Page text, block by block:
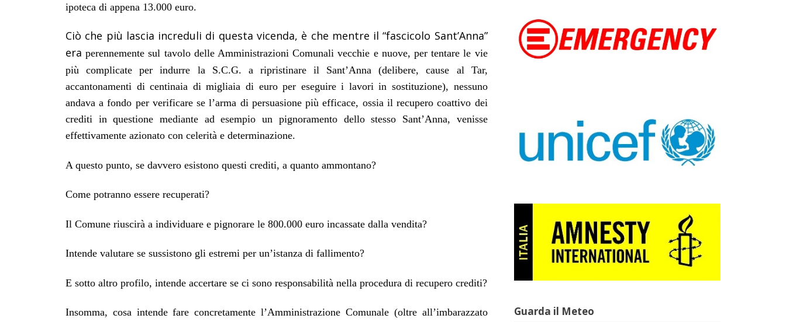
ipoteca di appena 13.000 euro.
Ciò che più lascia increduli di questa vicenda, è che mentre il “fascicolo Sant’Anna”
eraperennemente sul tavolo delle Amministrazioni Comunali vecchie e nuove, per tentare le vie
più complicate per indurre la S.C.G. a ripristinare il Sant’Anna (delibere, cause al Tar,
accantonamenti di centinaia di migliaia di euro per eseguire i lavori in sostituzione), nessuno
andava a fondo per verificare se l’arma di persuasione più efficace, ossia il recupero coattivo dei
crediti in questione mediante ad esempio un pignoramento dello stesso Sant’Anna, venisse
effettivamente azionato con celerità e determinazione.
A questo punto, se davvero esistono questi crediti, a quanto ammontano?
Come potranno essere recuperati?
Il Comune riuscirà a individuare e pignorare le 800.000 euro incassate dalla vendita?
Intende valutare se sussistono gli estremi per un’istanza di fallimento?
E sotto altro profilo, intende accertare se ci sono responsabilità nella procedura di recupero crediti?
Insomma, cosa intende fare concretamente l’Amministrazione Comunale (oltre all’imbarazzato
Guarda il Meteo